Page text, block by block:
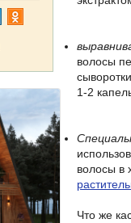
волосы
1-2
волосы в
Что же